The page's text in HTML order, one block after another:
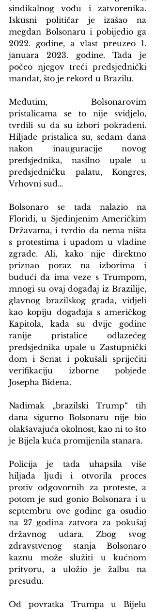
sindikalnog vođu i zatvorenika.
Iskusni političar je izašao na
megdan Bolsonaru i pobijedio ga
2022. godine, a vlast preuzeo 1.
januara 2023. godine. Tada je
počeo njegov treći predsjednički
mandat, što je rekord u Brazilu.
Međutim, Bolsonarovim
pristalicama se to nije svidjelo,
tvrdili su da su izbori pokradeni.
Hiljade pristalica su, sedam dana
nakon inauguracije novog
predsjednika, nasilno upale u
predsjedničku palatu, Kongres,
Vrhovni sud…
Bolsonaro se tada nalazio na
Floridi, u Sjedinjenim Američkim
Državama, i tvrdio da nema ništa
s protestima i upadom u vladine
zgrade. Ali, kako nije direktno
priznao poraz na izborima i
budući da ima veze s Trumpom,
mnogi su ovaj događaj iz Brazilije,
glavnog brazilskog grada, vidjeli
kao kopiju događaja s američkog
Kapitola, kada su dvije godine
ranije pristalice odlazećeg
predsjednika upale u Zastupnički
dom i Senat i pokušali spriječiti
verifikaciju izborne pobjede
Josepha Bidena.
Nadimak „brazilski Trump“ tih
dana sigurno Bolsonaru nije bio
olakšavajuća okolnost, kao ni to što
je Bijela kuća promijenila stanara.
Policija je tada uhapsila više
hiljada ljudi i otvorila proces
protiv odgovornih za proteste, a
potom je sud gonio Bolsonara i u
septembru ove godine ga osudio
na 27 godina zatvora za pokušaj
državnog udara. Zbog svog
zdravstvenog stanja Bolsonaro
kaznu može služiti u kućnom
pritvoru, a uložio je žalbu na
presudu.
Od povratka Trumpa u Bijelu